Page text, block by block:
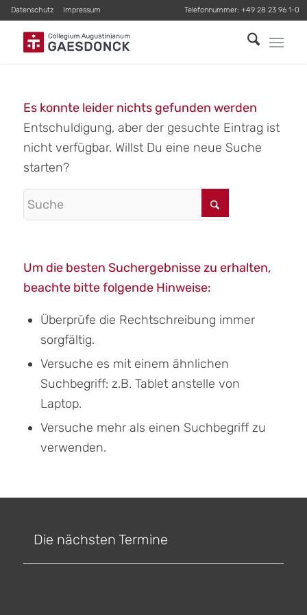
Datenschutz Impressum Telefonnummer: +49 28 23 96 1-0
Es konnte leider nichts gefunden werden
Entschuldigung, aber der gesuchte Eintrag ist
nicht verfügbar. Willst Du eine neue Suche
starten?
Um die besten Suchergebnisse zu erhalten,
beachte bitte folgende Hinweise:
Überprüfe die Rechtschreibung immer
sorgfältig.
Versuche es mit einem ähnlichen
Suchbegriff: z.B. Tablet anstelle von
Laptop.
Versuche mehr als einen Suchbegriff zu
verwenden.
Die nächsten Termine